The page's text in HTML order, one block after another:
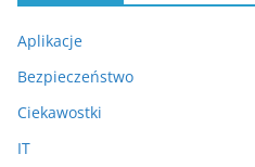
Aplikacje
Bezpieczeństwo
Ciekawostki
IT